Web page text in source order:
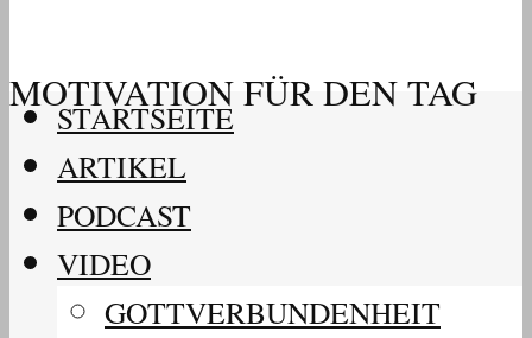
MOTIVATION FÜR DEN TAG
STARTSEITE
ARTIKEL
PODCAST
VIDEO
GOTTVERBUNDENHEIT